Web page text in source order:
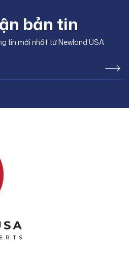
bản tin
tin mới nhất từ Newland USA